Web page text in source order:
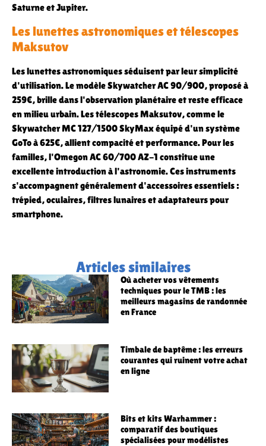
Saturne et Jupiter.
Les lunettes astronomiques et télescopes
Maksutov
Les lunettes astronomiques séduisent par leur simplicité
d'utilisation. Le modèle Skywatcher AC 90/900, proposé à
259€, brille dans l'observation planétaire et reste efficace
en milieu urbain. Les télescopes Maksutov, comme le
Skywatcher MC 127/1500 SkyMax équipé d'un système
GoTo à 625€, allient compacité et performance. Pour les
familles, l'Omegon AC 60/700 AZ-1 constitue une
excellente introduction à l'astronomie. Ces instruments
s'accompagnent généralement d'accessoires essentiels :
trépied, oculaires, filtres lunaires et adaptateurs pour
smartphone.
Articles similaires
Où acheter vos vêtements
techniques pour le TMB : les
meilleurs magasins de randonnée
en France
Timbale de baptême : les erreurs
courantes qui ruinent votre achat
en ligne
Bits et kits Warhammer :
comparatif des boutiques
spécialisées pour modélistes